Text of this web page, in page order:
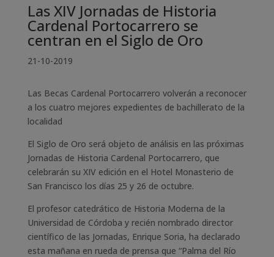
Las XIV Jornadas de Historia
Cardenal Portocarrero se
centran en el Siglo de Oro
21-10-2019
Las Becas Cardenal Portocarrero volverán a reconocer
a los cuatro mejores expedientes de bachillerato de la
localidad
El Siglo de Oro será objeto de análisis en las próximas
Jornadas de Historia Cardenal Portocarrero, que
celebrarán su XIV edición en el Hotel Monasterio de
San Francisco los días 25 y 26 de octubre.
El profesor catedrático de Historia Moderna de la
Universidad de Córdoba y recién nombrado director
científico de las Jornadas, Enrique Soria, ha declarado
esta mañana en rueda de prensa que “Palma del Río